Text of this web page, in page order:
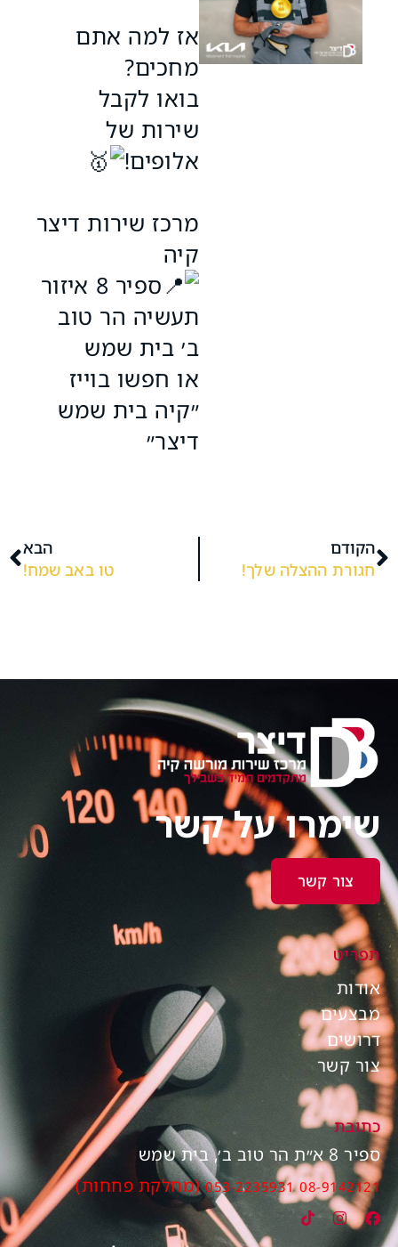
אז למה אתם
מחכים?
בואו לקבל
שירות של
אלופים!
מרכז שירות דיצר
קיה
ספיר 8 איזור
תעשיה הר טוב
ב׳ בית שמש
או חפשו בוייז
״קיה בית שמש
דיצר״
הקודם
חגורת ההצלה שלך!
הבא
טו באב שמח!
שימרו על קשר
צור קשר
תפריט
אודות
מבצעים
דרושים
צור קשר
כתובת
ספיר 8 א״ת הר טוב ב׳, בית שמש
08-9142121
053-2235931(מחלקת פחחות)